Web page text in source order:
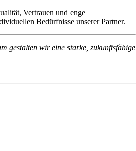
Vertrauen und enge
Bedürfnisse unserer Partner.
gestalten wir eine starke, zukunftsfähige